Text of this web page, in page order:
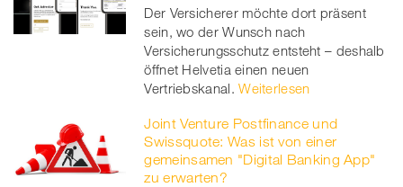
twitt
er
Der Versicherer möchte dort präsent
sein, wo der Wunsch nach
Versicherungsschutz entsteht – deshalb
öffnet Helvetia einen neuen
Vertriebskanal. Weiterlesen
Joint Venture Postfinance und
Swissquote: Was ist von einer
gemeinsamen "Digital Banking App"
zu erwarten?